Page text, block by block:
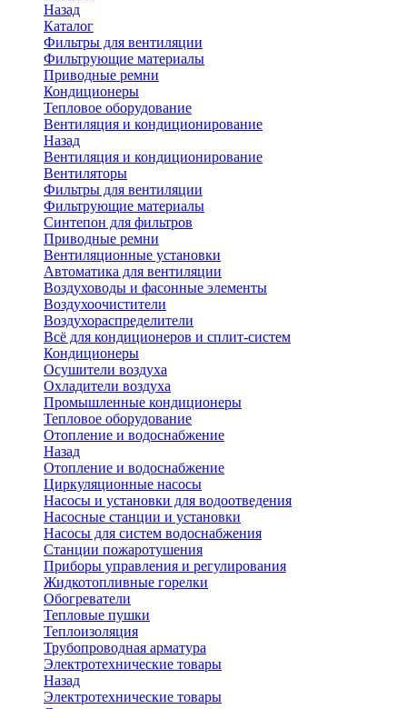
Назад
Каталог
Фильтры для вентиляции
Фильтрующие материалы
Приводные ремни
Кондиционеры
Тепловое оборудование
Вентиляция и кондиционирование
Назад
Вентиляция и кондиционирование
Вентиляторы
Фильтры для вентиляции
Фильтрующие материалы
Синтепон для фильтров
Приводные ремни
Вентиляционные установки
Автоматика для вентиляции
Воздуховоды и фасонные элементы
Воздухоочистители
Воздухораспределители
Всё для кондиционеров и сплит-систем
Кондиционеры
Осушители воздуха
Охладители воздуха
Промышленные кондиционеры
Тепловое оборудование
Отопление и водоснабжение
Назад
Отопление и водоснабжение
Циркуляционные насосы
Насосы и установки для водоотведения
Насосные станции и установки
Насосы для систем водоснабжения
Станции пожаротушения
Приборы управления и регулирования
Жидкотопливные горелки
Обогреватели
Тепловые пушки
Теплоизоляция
Трубопроводная арматура
Электротехнические товары
Назад
Электротехнические товары